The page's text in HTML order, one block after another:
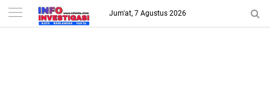
-->
Jum'at, 7 Agustus 2026